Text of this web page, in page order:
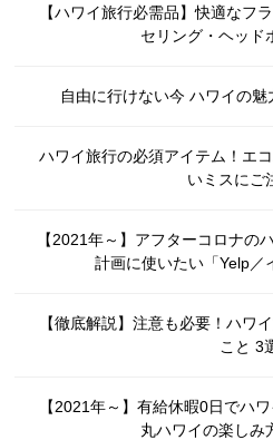
【ハワイ旅行必需品】快適なフ
セリング・ヘッド
自由に行けない今 ハワイの
ハワイ旅行の必須アイテム！エ
いミスにご
【2021年～】アフターコロナの
計画に使いたい「Yelp／
【徹底解説】注意も必要！ハワ
こと 3
【2021年～】有給休暇0日でハ
丸ハワイの楽しみ